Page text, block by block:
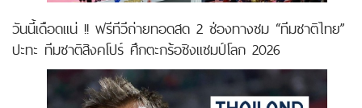
วันนี้เดือดแน่ !! ฟรีทีวีถ่ายทอดสด 2 ช่องทางชม “ทีมชาติไทย”
ปะทะ ทีมชาติสิงคโปร์ ศึกตะกร้อชิงแชมป์โลก 2026